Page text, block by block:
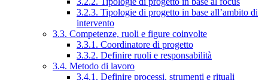
3.2.3. Tipologie di progetto in base all’ambito di
intervento
3.3. Competenze, ruoli e figure coinvolte
3.3.1. Coordinatore di progetto
3.3.2. Definire ruoli e responsabilità
3.4. Metodo di lavoro
3.4.1. Definire processi, strumenti e rituali